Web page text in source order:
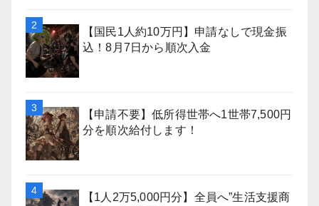
【国民1人約10万円】申請なしで現金振
込！8月7日から順次入金
【申請不要】低所得世帯へ1世帯7,500円
分を順次給付します！
【1人2万5,000円分】全員へ”生活支援商